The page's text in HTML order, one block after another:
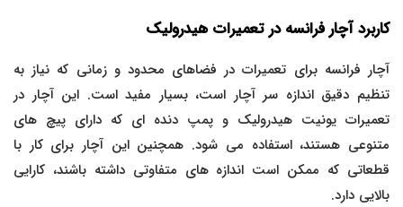
کاربرد آچار فرانسه در تعمیرات هیدرولیک
آچار فرانسه برای تعمیرات در فضاهای محدود و زمانی که نیاز به
تنظیم دقیق اندازه سر آچار است، بسیار مفید است. این آچار در
تعمیرات یونیت هیدرولیک و پمپ دنده ای که دارای پیچ های
متنوعی هستند، استفاده می شود. همچنین این آچار برای کار با
قطعاتی که ممکن است اندازه های متفاوتی داشته باشند، کارایی
بالایی دارد.